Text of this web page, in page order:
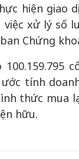
hiện giao
xử lý số
Chứng
tính
thức mua
hữu.